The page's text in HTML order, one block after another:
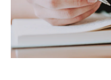
え
情
報